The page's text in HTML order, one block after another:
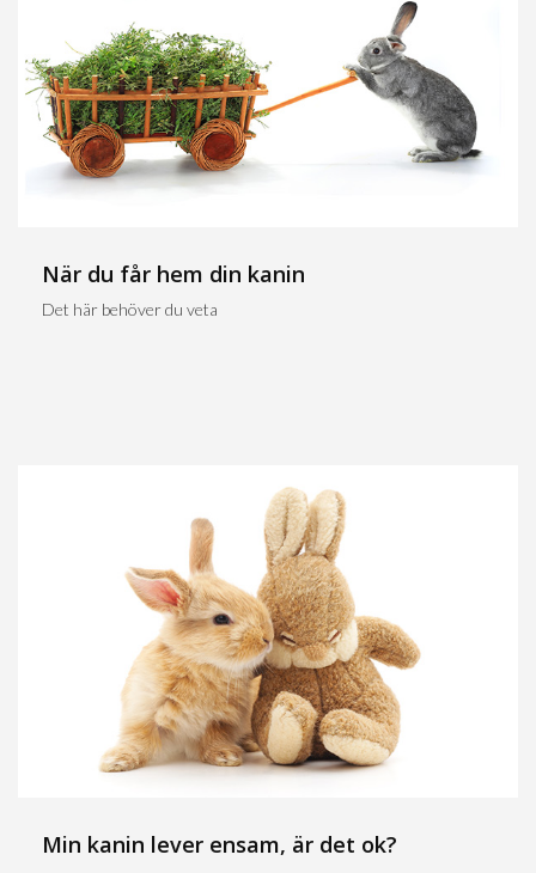
När du får hem din kanin
Det här behöver du veta
Min kanin lever ensam, är det ok?